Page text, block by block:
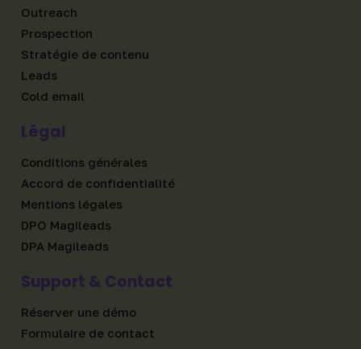
Outreach
Prospection
Stratégie de contenu
Leads
Cold email
Légal
Conditions générales
Accord de confidentialité
Mentions légales
DPO Magileads
DPA Magileads
Support & Contact
Réserver une démo
Formulaire de contact